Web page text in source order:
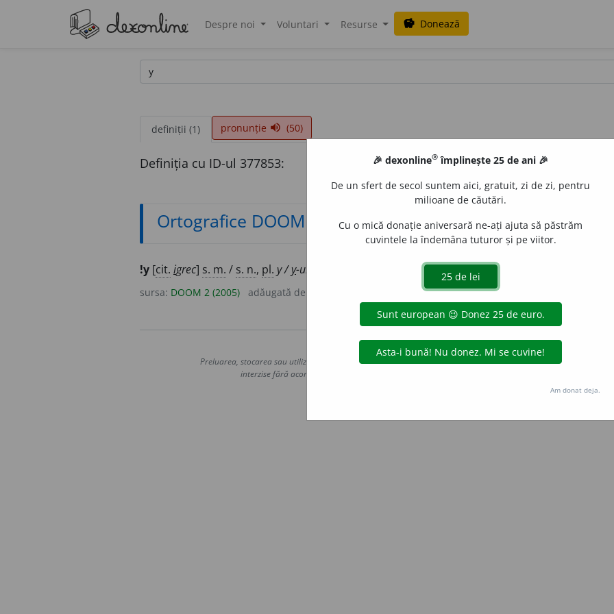
Despre noi Voluntari Resurse savings Donează
definiții (1) pronunție volume_up (50)
Definiția cu ID-ul 377853:
Ortografice DOOM
!y [cit. igrec] s. m. / s. n., pl. y /y-uri
sursa: DOOM 2 (2005) adăugată de
Copyright © 2004-2026 dexonline (https://dexonline.ro)
Preluarea, stocarea sau utilizarea datelor de pe acest site, inclusiv prin orice metode de extragere automată
interzise fără acordul nostru prealabil scris, cu excepția seturilor de date oferite oficial spre utilizare
Hosterion
🎉 dexonline® împlinește 25 de ani 🎉
De un sfert de secol suntem aici, gratuit, zi de zi, pentru
milioane de căutări.
Cu o mică donație aniversară ne-ați ajuta să păstrăm
cuvintele la îndemâna tuturor și pe viitor.
Am donat deja.